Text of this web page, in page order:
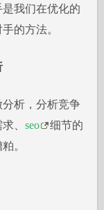
我们在优化的
的方法。
析，分析竞争
、 seo
细节的
。